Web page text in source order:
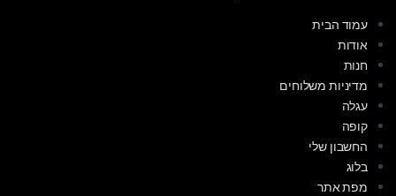
עמוד הבית
אודות
חנות
מדיניות משלוחים
עגלה
קופה
החשבון שלי
בלוג
מפת אתר